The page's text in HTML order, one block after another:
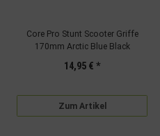
Core Pro Stunt Scooter Griffe
170mm Arctic Blue Black
14,95 € *
Zum Artikel